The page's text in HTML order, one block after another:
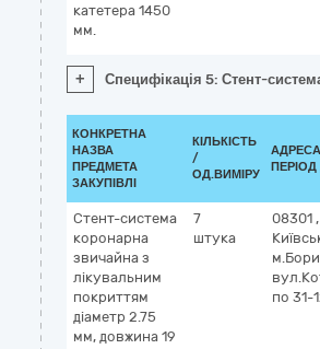
катетера 1450
мм.
+ Специфікація 5: Стент-
КОНКРЕТНА
НАЗВА
ПРЕДМЕТА
ЗАКУПІВЛІ
КІЛЬКІСТЬ
/
ОД.ВИМІРУ
Стент-система
коронарна
звичайна з
лікувальним
покриттям
діаметр 2.75
мм, довжина 19
7
штука
08301 ,
по 31-